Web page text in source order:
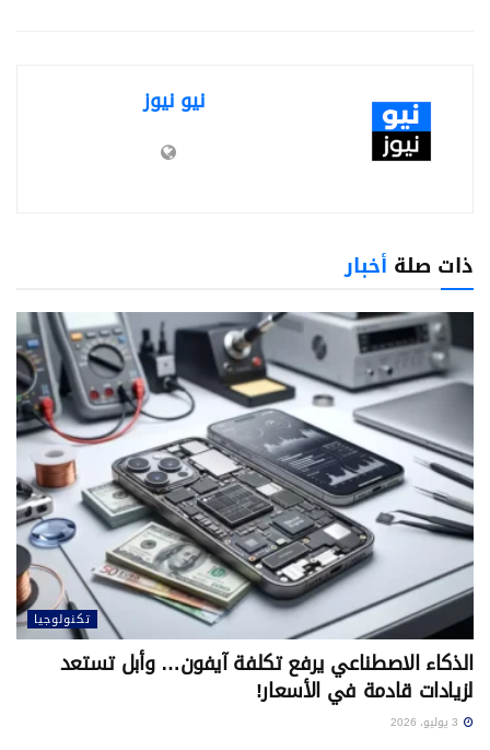
نيو نيوز
ذات صلة أخبار
تكنولوجيا
الذكاء الاصطناعي يرفع تكلفة آيفون… وأبل تستعد
لزيادات قادمة في الأسعار!